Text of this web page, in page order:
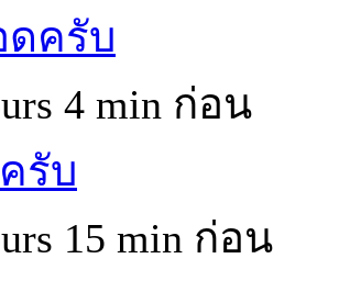
ดครับ
4 min ก่อน
รับ
15 min ก่อน